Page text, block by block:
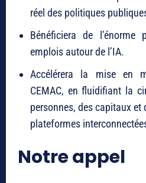
réel des politiques
Bénéficiera de l’énorme
emplois autour de l’IA.
Accélérera la mise en
CEMAC, en fluidifiant la
personnes, des capitaux et
plateformes
Notre appel